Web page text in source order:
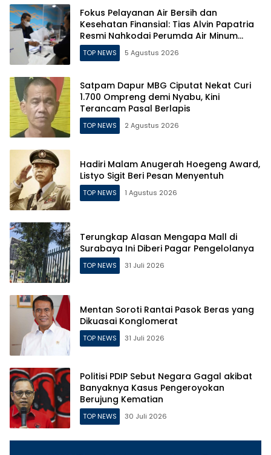
Fokus Pelayanan Air Bersih dan
Kesehatan Finansial: Tias Alvin Papatria
Resmi Nahkodai Perumda Air Minum
Surabaya
TOP NEWS 5 Agustus 2026
Satpam Dapur MBG Ciputat Nekat Curi
1.700 Ompreng demi Nyabu, Kini
Terancam Pasal Berlapis
TOP NEWS 2 Agustus 2026
Hadiri Malam Anugerah Hoegeng Award,
Listyo Sigit Beri Pesan Menyentuh
TOP NEWS 1 Agustus 2026
Terungkap Alasan Mengapa Mall di
Surabaya Ini Diberi Pagar Pengelolanya
TOP NEWS 31 Juli 2026
Mentan Soroti Rantai Pasok Beras yang
Dikuasai Konglomerat
TOP NEWS 31 Juli 2026
Politisi PDIP Sebut Negara Gagal akibat
Banyaknya Kasus Pengeroyokan
Berujung Kematian
TOP NEWS 30 Juli 2026